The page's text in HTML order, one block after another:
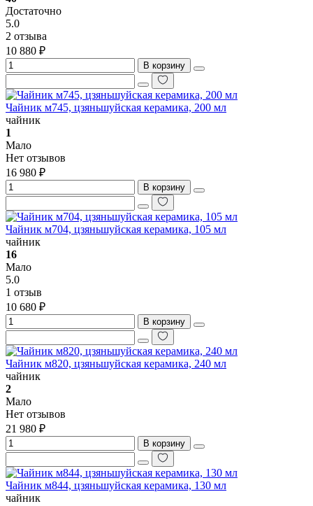
Достаточно
5.0
2 отзыва
10 880 ₽
В корзину
Чайник м745, цзяньшуйская керамика, 200 мл
чайник
1
Мало
Нет отзывов
16 980 ₽
В корзину
Чайник м704, цзяньшуйская керамика, 105 мл
чайник
16
Мало
5.0
1 отзыв
10 680 ₽
В корзину
Чайник м820, цзяньшуйская керамика, 240 мл
чайник
2
Мало
Нет отзывов
21 980 ₽
В корзину
Чайник м844, цзяньшуйская керамика, 130 мл
чайник